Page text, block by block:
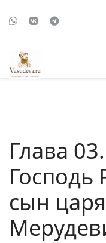
Глава
Господь
сын